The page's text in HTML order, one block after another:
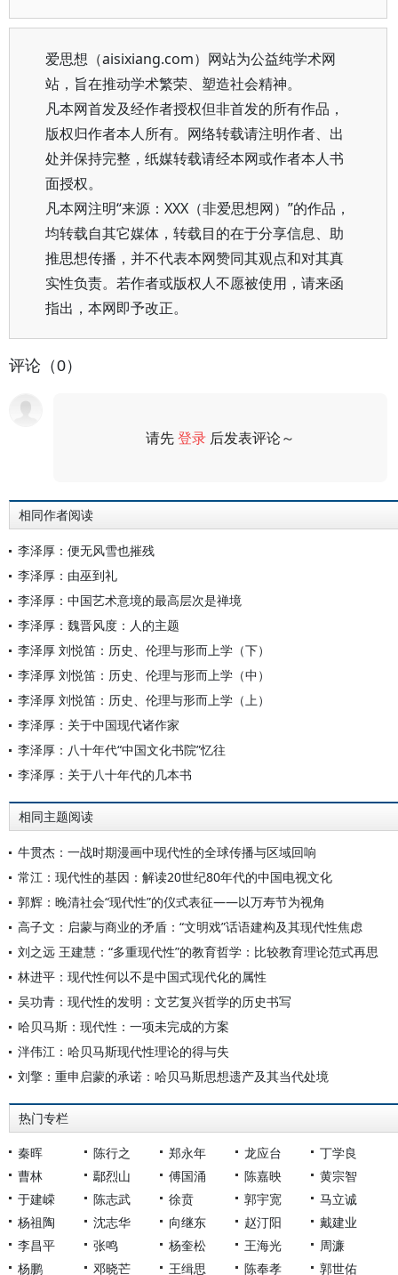
爱思想（aisixiang.com）网站为公益纯学术网
站，旨在推动学术繁荣、塑造社会精神。
凡本网首发及经作者授权但非首发的所有作品，
版权归作者本人所有。网络转载请注明作者、出
处并保持完整，纸媒转载请经本网或作者本人书
面授权。
凡本网注明“来源：XXX（非爱思想网）”的作品，
均转载自其它媒体，转载目的在于分享信息、助
推思想传播，并不代表本网赞同其观点和对其真
实性负责。若作者或版权人不愿被使用，请来函
指出，本网即予改正。
评论（0）
请先登录 后发表评论～
相同作者阅读
李泽厚：便无风雪也摧残
李泽厚：由巫到礼
李泽厚：中国艺术意境的最高层次是禅境
李泽厚：魏晋风度：人的主题
李泽厚 刘悦笛：历史、伦理与形而上学（下）
李泽厚 刘悦笛：历史、伦理与形而上学（中）
李泽厚 刘悦笛：历史、伦理与形而上学（上）
李泽厚：关于中国现代诸作家
李泽厚：八十年代“中国文化书院”忆往
李泽厚：关于八十年代的几本书
相同主题阅读
牛贯杰：一战时期漫画中现代性的全球传播与区域回响
常江：现代性的基因：解读20世纪80年代的中国电视文化
郭辉：晚清社会“现代性”的仪式表征——以万寿节为视角
高子文：启蒙与商业的矛盾：“文明戏”话语建构及其现代性焦虑
刘之远 王建慧：“多重现代性”的教育哲学：比较教育理论范式再思
林进平：现代性何以不是中国式现代化的属性
吴功青：现代性的发明：文艺复兴哲学的历史书写
哈贝马斯：现代性：一项未完成的方案
泮伟江：哈贝马斯现代性理论的得与失
刘擎：重申启蒙的承诺：哈贝马斯思想遗产及其当代处境
热门专栏
秦晖 陈行之 郑永年 龙应台
丁学良
曹林
鄢烈山 傅国涌 陈嘉映
黄宗智
于建嵘
陈志武 徐贲 郭宇宽
马立诚
杨祖陶
沈志华 向继东 赵汀阳
戴建业
李昌平
张鸣 杨奎松 王海光
周濂
杨鹏
邓晓芒 王缉思 陈奉孝 郭世佑